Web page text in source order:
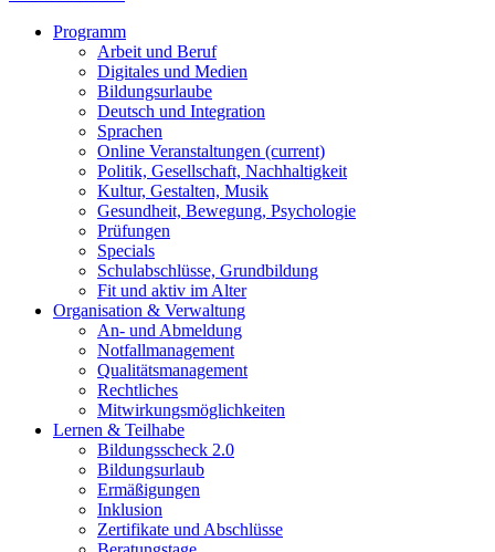
Programm
Arbeit und Beruf
Digitales und Medien
Bildungsurlaube
Deutsch und Integration
Sprachen
Online Veranstaltungen (current)
Politik, Gesellschaft, Nachhaltigkeit
Kultur, Gestalten, Musik
Gesundheit, Bewegung, Psychologie
Prüfungen
Specials
Schulabschlüsse, Grundbildung
Fit und aktiv im Alter
Organisation & Verwaltung
An- und Abmeldung
Notfallmanagement
Qualitätsmanagement
Rechtliches
Mitwirkungsmöglichkeiten
Lernen & Teilhabe
Bildungsscheck 2.0
Bildungsurlaub
Ermäßigungen
Inklusion
Zertifikate und Abschlüsse